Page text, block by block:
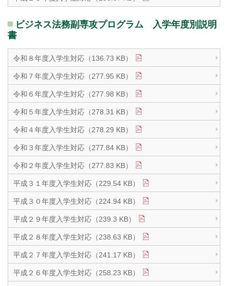
ビジネス法務副専攻プログラム 入学年度別説明
書
令和８年度入学生対応（136.73 KB）
令和７年度入学生対応（277.95 KB）
令和６年度入学生対応（277.98 KB）
令和５年度入学生対応（278.31 KB）
令和４年度入学生対応（278.29 KB）
令和３年度入学生対応（277.84 KB）
令和２年度入学生対応（277.83 KB）
平成３１年度入学生対応（229.54 KB）
平成３０年度入学生対応（224.94 KB）
平成２９年度入学生対応（239.3 KB）
平成２８年度入学生対応（238.63 KB）
平成２７年度入学生対応（241.17 KB）
平成２６年度入学生対応（258.23 KB）